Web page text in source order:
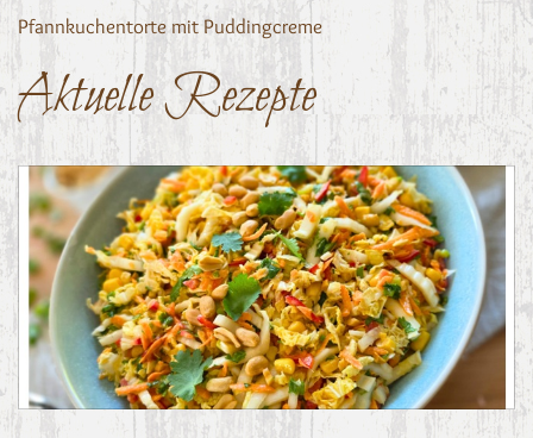
Pfannkuchentorte mit Puddingcreme
Aktuelle Rezepte
Asiatischer Chinakohl-Salat